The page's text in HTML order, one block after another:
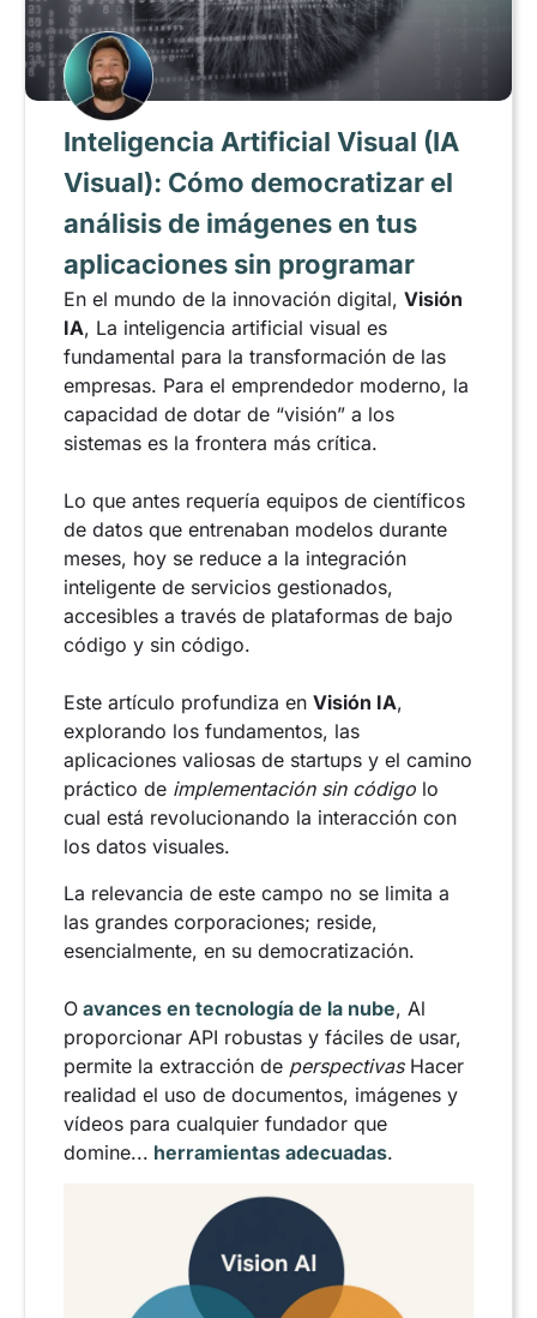
Inteligencia Artificial Visual (IA
Visual): Cómo democratizar el
análisis de imágenes en tus
aplicaciones sin programar
En el mundo de la innovación digital, Visión
IA, La inteligencia artificial visual es
fundamental para la transformación de las
empresas. Para el emprendedor moderno, la
capacidad de dotar de “visión” a los
sistemas es la frontera más crítica.
Lo que antes requería equipos de científicos
de datos que entrenaban modelos durante
meses, hoy se reduce a la integración
inteligente de servicios gestionados,
accesibles a través de plataformas de bajo
código y sin código.
Este artículo profundiza en Visión IA,
explorando los fundamentos, las
aplicaciones valiosas de startups y el camino
práctico de implementación sin código lo
cual está revolucionando la interacción con
los datos visuales.
La relevancia de este campo no se limita a
las grandes corporaciones; reside,
esencialmente, en su democratización.
O avances en tecnología de la nube, Al
proporcionar API robustas y fáciles de usar,
permite la extracción de perspectivasHacer
realidad el uso de documentos, imágenes y
vídeos para cualquier fundador que
domine... herramientas adecuadas.